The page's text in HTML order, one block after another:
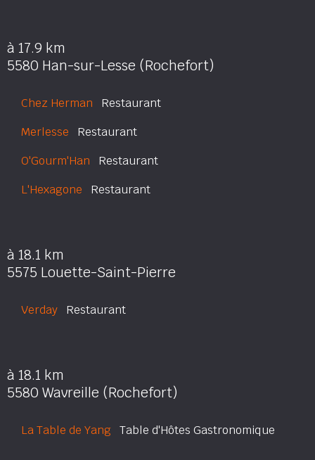
à 17.9 km
5580 Han-sur-Lesse (Rochefort)
Chez Herman Restaurant
Merlesse Restaurant
O'Gourm'Han Restaurant
L'Hexagone Restaurant
à 18.1 km
5575 Louette-Saint-Pierre
Verday Restaurant
à 18.1 km
5580 Wavreille (Rochefort)
La Table de Yang Table d'Hôtes Gastronomique